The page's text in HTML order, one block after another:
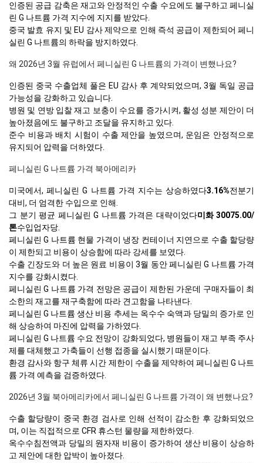
인증된 공급 감축은 재고와 안정적인 수출 수요에도 불구하고 페니실
린 G 나트륨 가격 지수에 지지를 받았다.
중국 발효 유지 및 EU 감사 제약으로 인해 즉석 공급이 제한되어 페니
실린 G 나트륨의 하락을 방지하였다.
왜 2026년 3월 유럽에서 페니실린 G 나트륨의 가격이 변했나요?
인증된 중국 수출업체 풀은 EU 감사 후 계약되었으며, 3월 독일 공급
가능성을 강화하고 있습니다.
병원 및 연방 입찰 재고 보충이 수요를 증가시켜, 활성 성분 제안이 더
높아졌음에도 불구하고 조달을 유지하고 있다.
준수 비용과 배치 시험이 수출 제안을 높였으며, 운임은 안정적으로
유지되어 압력을 더하였다.
페니실린 G 나트륨 가격 북아메리카
미국에서, 페니실린 G 나트륨 가격 지수는 상승하였다3.16%전분기
대비, 더 엄격한 수입으로 인해.
그 분기 평균 페니실린 G 나트륨 가격은 대략이었다미화 30075.00/
톤수입업자당.
페니실린 G 나트륨 현물 가격이 냉장 컨테이너 지연으로 수출 할당량
이 제한되고 비용이 상승함에 따라 강세를 보였다.
수출 긴장도와 더 높은 원료 비용이 3월 동안 페니실린 G 나트륨 가격
지수를 강화시켰다.
페니실린 G 나트륨 가격 전망은 공급이 제한된 가운데 구매자들이 최
소한의 재고를 재구축함에 따라 견고함을 나타낸다.
페니실린 G 나트륨 생산 비용 추세는 옥수수 숙액과 당밀의 증가로 인
해 상승하여 마진에 압력을 가하였다.
페니실린 G 나트륨 수요 전망이 강화되었다, 병원들이 재고 부족 주사
제를 대체했고 가축들이 선행 접종을 실시했기 때문이다.
환경 감사와 항구 체류 시간 제한이 수출을 제약하여 페니실린 G 나트
륨 가격 예측을 검증하였다.
2026년 3월 북아메리카에서 페니실린 G 나트륨 가격이 왜 변했나요?
수출 할당량이 중국 환경 검사로 인해 선적이 감소한 후 강화되었으
며, 이는 직접적으로 CFR 휴스턴 물량을 제한하였다.
옥수수침전액과 당밀의 원자재 비용이 증가하여 생산 비용이 상승하
고 제안에 대한 압박이 높아졌다.